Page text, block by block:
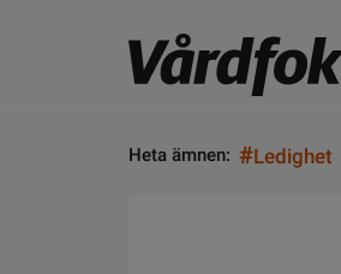
Heta ämnen: #Ledighet